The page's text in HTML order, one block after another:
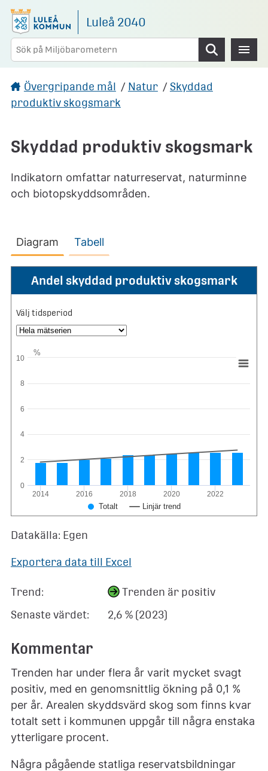
Gå direkt till sidans innehåll
Luleå 2040
Sök
Övergripande mål / Natur / Skyddad
produktiv skogsmark
Skyddad produktiv skogsmark
Indikatorn omfattar naturreservat, naturminne
och biotopskyddsområden.
Diagram Tabell
Andel skyddad produktiv skogsmark
Välj tidsperiod
%
Totalt Linjär trend
2014 2016 2018 2020 2022
0
2
4
6
8
10
Datakälla: Egen
Exportera data till Excel
Trend:
Trenden är positiv
Senaste värdet:
2,6 % (2023)
Kommentar
Trenden har under flera år varit mycket svagt
positiv, med en genomsnittlig ökning på 0,1 %
per år. Arealen skyddsvärd skog som finns kvar
totalt sett i kommunen uppgår till några enstaka
ytterligare procent.
Några pågående statliga reservatsbildningar